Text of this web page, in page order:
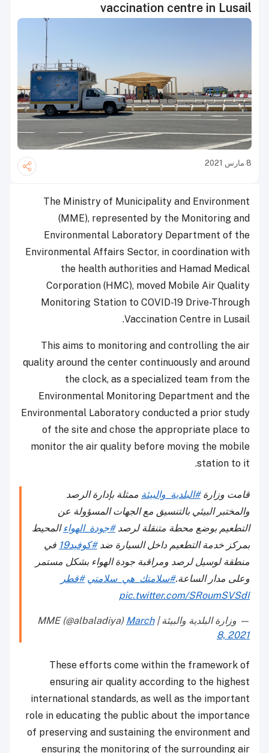
vaccination centre in Lusail
8 مارس 2021
The Ministry of Municipality and Environment
(MME), represented by the Monitoring and
Environmental Laboratory Department of the
Environmental Affairs Sector, in coordination with
the health authorities and Hamad Medical
Corporation (HMC), moved Mobile Air Quality
Monitoring Station to COVID-19 Drive-Through
Vaccination Centre in Lusail.
This aims to monitoring and controlling the air
quality around the center continuously and around
the clock, as a specialized team from the
Environmental Monitoring Department and the
Environmental Laboratory conducted a prior study
of the site and chose the appropriate place to
monitor the air quality before moving the mobile
station to it.
قامت وزارة#البلدية_والبيئة ممثلة بإدارة الرصد
والمختبر البيئي بالتنسيق مع الجهات المسؤولة عن
التطعيم بوضع محطة متنقلة لرصد#جودة_الهواءالمحيط
بمركز خدمة التطعيم داخل السيارة ضد#كوفيد19
في
منطقة لوسيل لرصد ومراقبة جودة الهواء بشكل مستمر
وعلى مدار الساعة.#سلامتك_هي_سلامتي #قطر
pic.twitter.com/SRoumSVSdI
— وزارة البلدية والبيئة | MME (@albaladiya)March
8, 2021
These efforts come within the framework of
ensuring air quality according to the highest
international standards, as well as the important
role in educating the public about the importance
of preserving and sustaining the environment and
ensuring the monitoring of the surrounding air